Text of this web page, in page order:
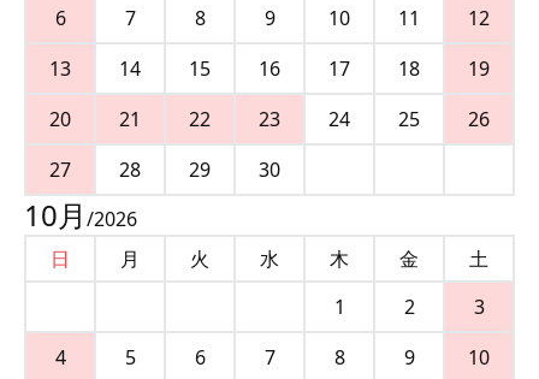
6
7 8 9 10 11
12
13
14 15 16 17 18
19
20
21 22 23 24 25
26
27
28 29 30
10月 /2026
日
月 火 水 木 金
土
1
2
3
4
5 6 7 8 9
10